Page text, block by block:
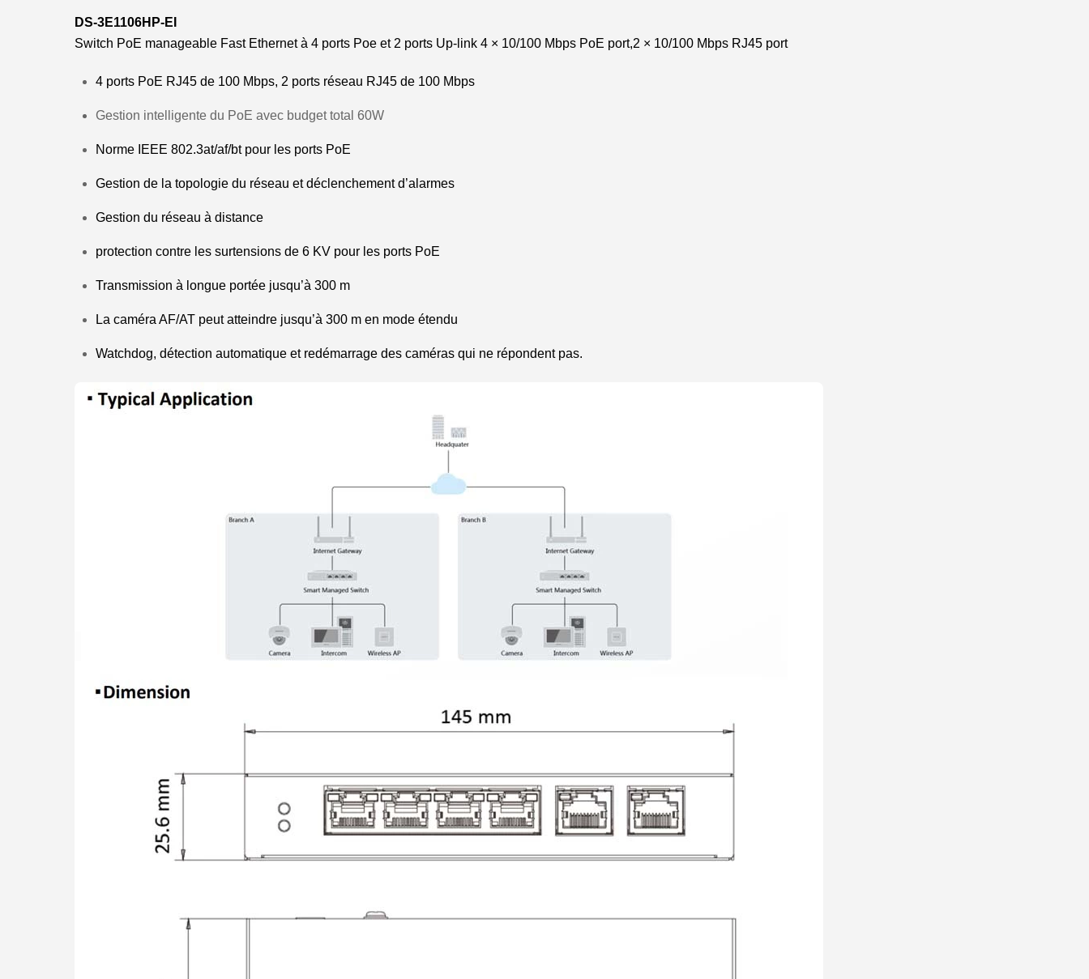
DS-3E1106HP-EI
Switch PoE manageable Fast Ethernet à 4 ports Poe et 2 ports Up-link 4 × 10/100 Mbps PoE port,2 × 10/100 Mbps RJ45 port
4 ports PoE RJ45 de 100 Mbps, 2 ports réseau RJ45 de 100 Mbps
Gestion intelligente du PoE avec budget total 60W
Norme IEEE 802.3at/af/bt pour les ports PoE
Gestion de la topologie du réseau et déclenchement d’alarmes
Gestion du réseau à distance
protection contre les surtensions de 6 KV pour les ports PoE
Transmission à longue portée jusqu’à 300 m
La caméra AF/AT peut atteindre jusqu’à 300 m en mode étendu
Watchdog, détection automatique et redémarrage des caméras qui ne répondent pas.